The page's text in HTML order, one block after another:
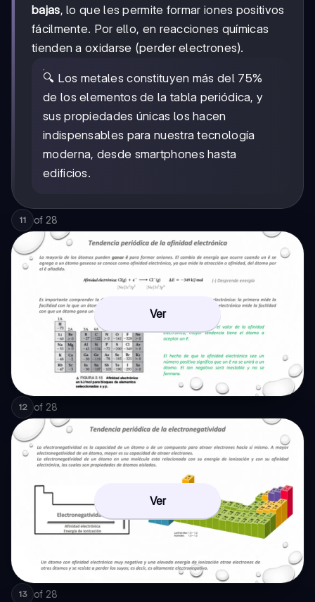
bajas, lo que les permite formar iones positivos
fácilmente. Por ello, en reacciones químicas
tienden a oxidarse (perder electrones).
🔍 Los metales constituyen más del 75%
de los elementos de la tabla periódica, y
sus propiedades únicas los hacen
indispensables para nuestra tecnología
moderna, desde smartphones hasta
edificios.
11 of 28
Ver
12 of 28
Ver
13 of 28